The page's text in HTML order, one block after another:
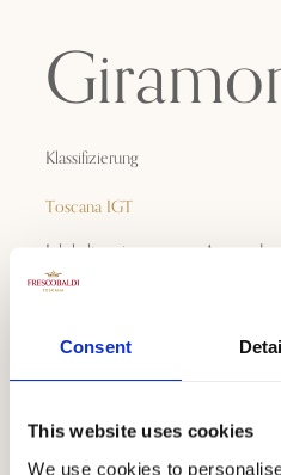
Consent
This website uses cookies
We use cookies to
Klassifizierung
Toscana IGT
Ich halte mir gerne vor Augen,
Jahrtausenden vom Meer bedeckt
lehmigen Böden pflanzten
Anfang. Heute entsteht hier der
modernem Charakter, der